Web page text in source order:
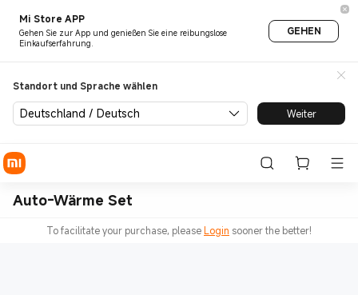
Mi Store APP
Gehen Sie zur App und genießen Sie eine reibungslose
Einkaufserfahrung.
GEHEN
Standort und Sprache wählen
Deutschland / Deutsch Weiter
Auto-Wärme Set
To facilitate your purchase, pleaseLogin sooner the better!